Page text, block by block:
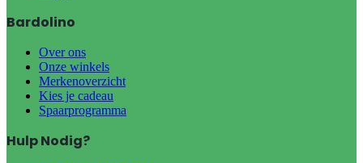
Bardolino
Over ons
Onze winkels
Merkenoverzicht
Kies je cadeau
Spaarprogramma
Hulp Nodig?